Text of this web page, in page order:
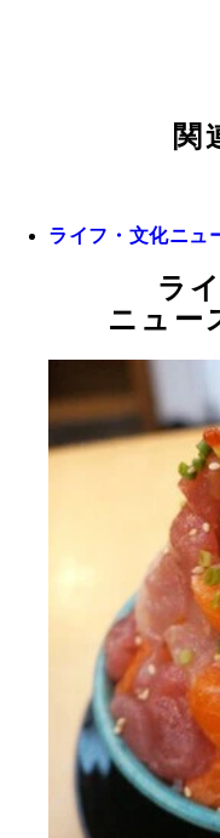
関
ライフ・文化ニュ
ラ
ニュー